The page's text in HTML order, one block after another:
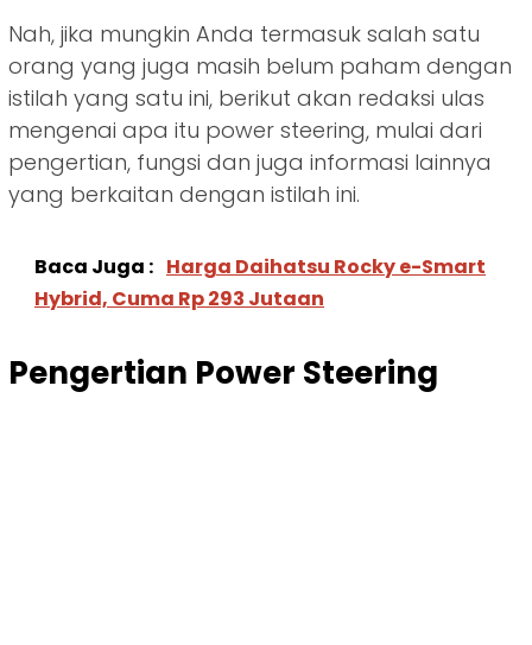
Nah, jika mungkin Anda termasuk salah satu
orang yang juga masih belum paham dengan
istilah yang satu ini, berikut akan redaksi ulas
mengenai apa itu power steering, mulai dari
pengertian, fungsi dan juga informasi lainnya
yang berkaitan dengan istilah ini.
Baca Juga : Harga Daihatsu Rocky e-Smart
Hybrid, Cuma Rp 293 Jutaan
Pengertian Power Steering